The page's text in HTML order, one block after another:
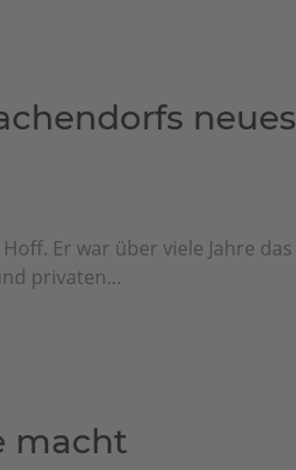
neues
Er war über viele Jahre das
privaten...
macht